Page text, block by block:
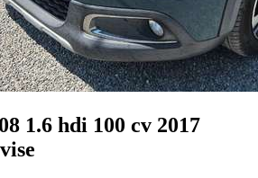
1.6 hdi 100 cv 2017